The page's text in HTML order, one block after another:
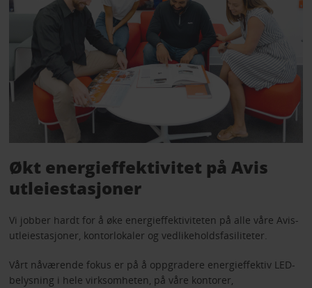
Økt energieffektivitet på Avis
utleiestasjoner
Vi jobber hardt for å øke energieffektiviteten på alle våre Avis-
utleiestasjoner, kontorlokaler og vedlikeholdsfasiliteter.
Vårt nåværende fokus er på å oppgradere energieffektiv LED-
belysning i hele virksomheten, på våre kontorer,